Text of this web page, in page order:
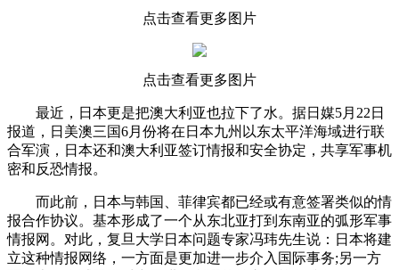
点击查看更多图片
点击查看更多图片
最近，日本更是把澳大利亚也拉下了水。据日媒5月22日
报道，日美澳三国6月份将在日本九州以东太平洋海域进行联
合军演，日本还和澳大利亚签订情报和安全协定，共享军事机
密和反恐情报。
而此前，日本与韩国、菲律宾都已经或有意签署类似的情
报合作协议。基本形成了一个从东北亚打到东南亚的弧形军事
情报网。对此，复旦大学日本问题专家冯玮先生说：日本将建
立这种情报网络，一方面是更加进一步介入国际事务;另一方